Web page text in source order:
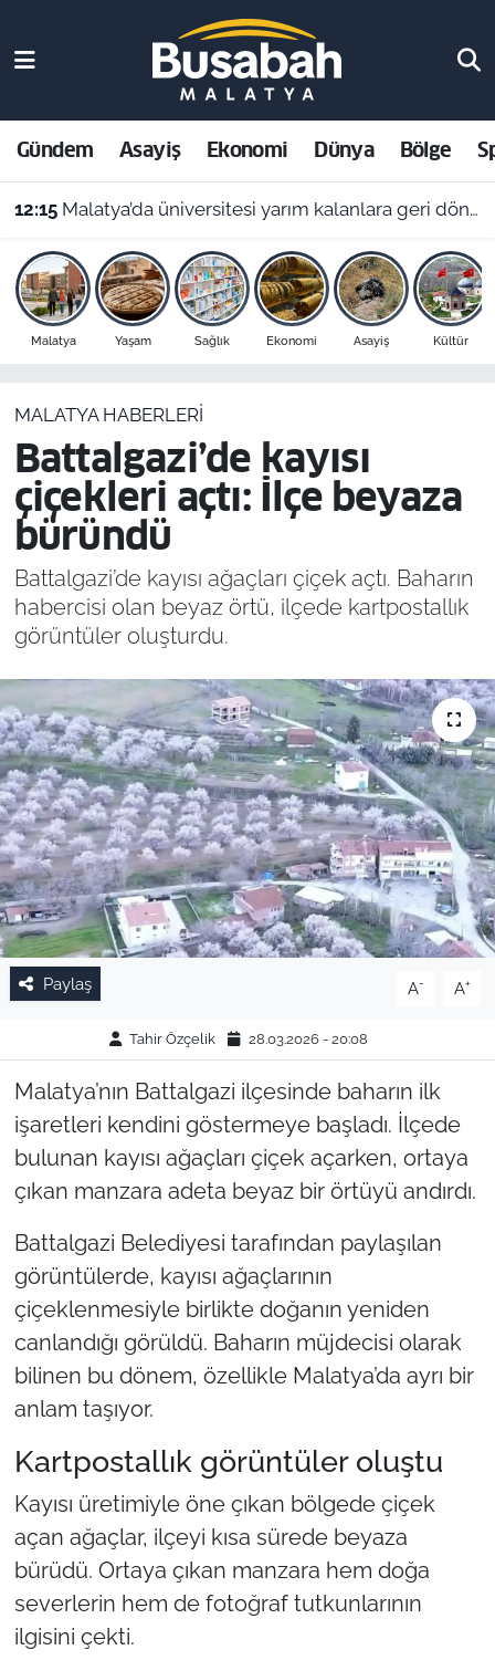
Gündem Asayiş Ekonomi Dünya Bölge
12:15 Malatya’da üniversitesi yarım kalanlara geri dönüş yolu: 4 aylık başvuru süresi başladı!
Malatya Yaşam Sağlık Ekonomi Asayiş Kültür
MALATYA HABERLERI
Battalgazi’de kayısı
çiçekleri açtı: İlçe beyaza
büründü
Battalgazi’de kayısı ağaçları çiçek açtı. Baharın
habercisi olan beyaz örtü, ilçede kartpostallık
görüntüler oluşturdu.
Paylaş A- A+
Tahir Özçelik 28.03.2026 - 20:08
Malatya’nın Battalgazi ilçesinde baharın ilk
işaretleri kendini göstermeye başladı. İlçede
bulunan kayısı ağaçları çiçek açarken, ortaya
çıkan manzara adeta beyaz bir örtüyü andırdı.
Battalgazi Belediyesi tarafından paylaşılan
görüntülerde, kayısı ağaçlarının
çiçeklenmesiyle birlikte doğanın yeniden
canlandığı görüldü. Baharın müjdecisi olarak
bilinen bu dönem, özellikle Malatya’da ayrı bir
anlam taşıyor.
Kartpostallık görüntüler oluştu
Kayısı üretimiyle öne çıkan bölgede çiçek
açan ağaçlar, ilçeyi kısa sürede beyaza
bürüdü. Ortaya çıkan manzara hem doğa
severlerin hem de fotoğraf tutkunlarının
ilgisini çekti.
Asayiş
Ekonomi
Dünya
Bölge
Resmi İlanlar
Malatya Nöbetçi Eczaneler
Malatya Hava Durumu
Malatya Namaz Vakitleri
Malatya Trafik Yoğunluk Haritası
Süper Lig Puan Durumu ve Fikstür
Son Dakika Haberleri
Haber Arşivi